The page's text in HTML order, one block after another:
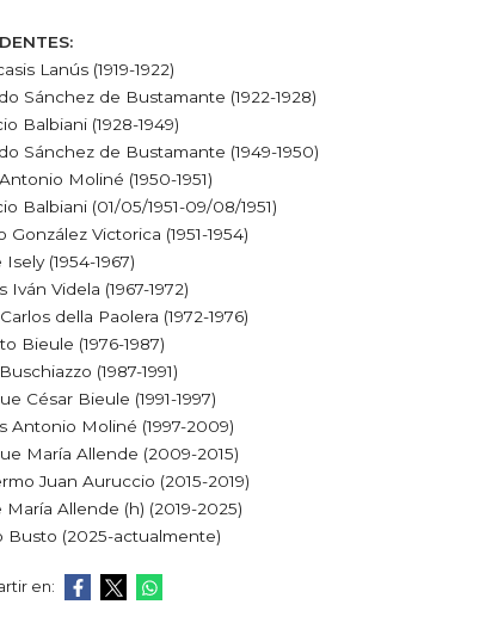
Lanús (1919-1922)
Sánchez de Bustamante (1922-1928)
Balbiani (1928-1949)
Sánchez de Bustamante (1949-1950)
Moliné (1950-1951)
Balbiani (01/05/1951-09/08/1951)
González Victorica (1951-1954)
Isely (1954-1967)
Iván Videla (1967-1972)
della Paolera (1972-1976)
Bieule (1976-1987)
(1987-1991)
César Bieule (1991-1997)
Antonio Moliné (1997-2009)
María Allende (2009-2015)
Juan Auruccio (2015-2019)
María Allende (h) (2019-2025)
Busto (2025-actualmente)
en: